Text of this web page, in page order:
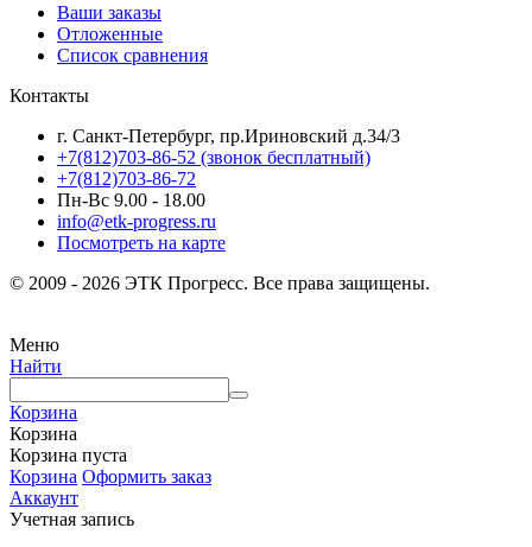
Ваши заказы
Отложенные
Список сравнения
Контакты
г. Санкт-Петербург, пр.Ириновский д.34/3
+7(812)703-86-52 (звонок бесплатный)
+7(812)703-86-72
Пн-Вс 9.00 - 18.00
info@etk-progress.ru
Посмотреть на карте
© 2009 - 2026 ЭТК Прогресс. Все права защищены.
Меню
Найти
Корзина
Корзина
Корзина пуста
Корзина Оформить заказ
Аккаунт
Учетная запись